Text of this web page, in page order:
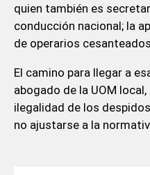
quien también es
conducción nacional; la
de operarios
El camino para llegar a
abogado de la UOM
ilegalidad de los
no ajustarse a la